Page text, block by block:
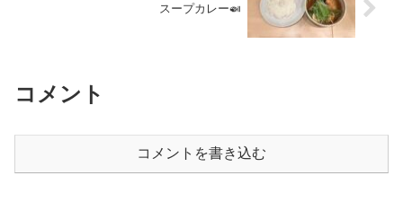
スープカレー🍛
コメント
コメントを書き込む